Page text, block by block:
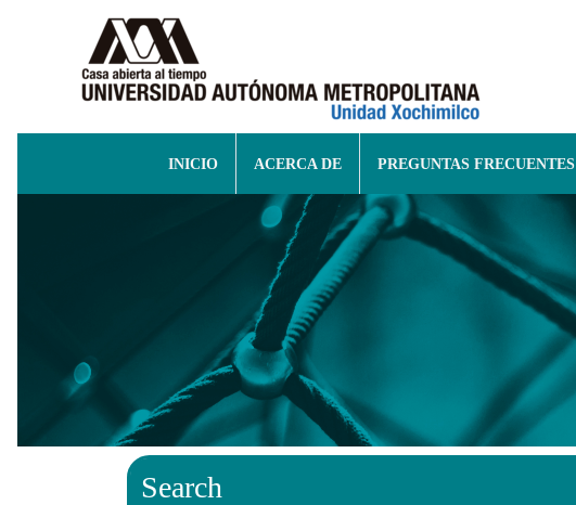
INICIO ACERCA DE PREGUNTAS FRECUENTES
Search